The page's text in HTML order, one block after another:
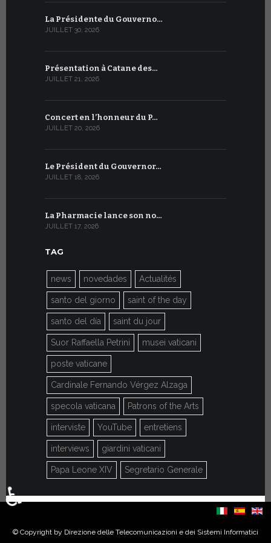
La Présidente du Gouverno…
JUILLET 30, 2026
Présentation à Catane des…
JUILLET 21, 2026
Concert en l’honneur du P…
JUILLET 20, 2026
Le Président du Gouvernor…
JUILLET 18, 2026
La Pharmacie lance son no…
JUILLET 17, 2026
TAG
news novedades Actualités
santo del giorno saint of the day
santo del día saint du jour
Suor Raffaella Petrini musei vaticani
poste vaticane
Cardinale Fernando Vérgez Alzaga
specola vaticana Patrons of the Arts
interviste YouTube entretiens
interviews giardini vaticani
Papa Leone XIV Segretario Generale
Sélectionnez votre langue
© Copyright by Direzione delle Telecomunicazioni e dei Sistemi Informatici